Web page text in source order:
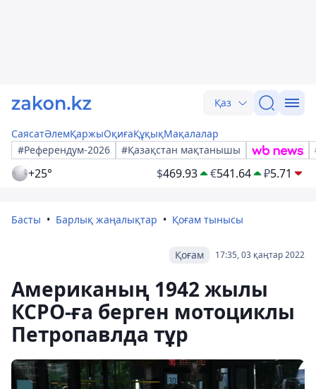
Қаз
СаясатӘлемҚаржыОқиғаҚұқықМақалалар
#Референдум-2026
#Қазақстан мақтанышы
+25° $469.93 €541.64 ₽5.71
Басты Барлық жаңалықтар Қоғам тынысы
17:35, 03 қаңтар 2022
Қоғам
Американың 1942 жылы
КСРО-ға берген мотоциклы
Петропавлда тұр